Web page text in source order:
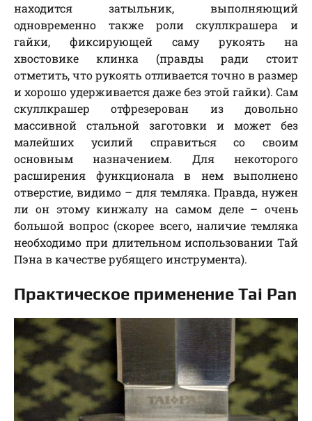
находится затыльник, выполняющий
одновременно также роли скуллкрашера и
гайки, фиксирующей саму рукоять на
хвостовике клинка (правды ради стоит
отметить, что рукоять отливается точно в размер
и хорошо удерживается даже без этой гайки). Сам
скуллкрашер отфрезерован из довольно
массивной стальной заготовки и может без
малейших усилий справиться со своим
основным назначением. Для некоторого
расширения функционала в нем выполнено
отверстие, видимо – для темляка. Правда, нужен
ли он этому кинжалу на самом деле – очень
большой вопрос (скорее всего, наличие темляка
необходимо при длительном использовании Тай
Пэна в качестве рубящего инструмента).
Практическое применение Tai Pan